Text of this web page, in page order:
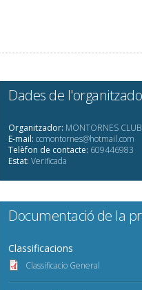
Dades de
Organitzador: MONTORNES
E-mail: ccmontornes@hotmail.com
Telèfon de contacte: 609446983
Estat: Verificada
Documentació de la
Classificacions
Classificacio General